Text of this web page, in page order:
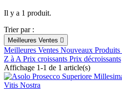
Il y a 1 produit.
Trier par :
Meilleures Ventes 
Meilleures Ventes Nouveaux Produits
Z à APrix croissants Prix décroissants
Affichage 1-1 de 1 article(s)